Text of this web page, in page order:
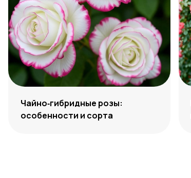
Чайно‑гибридные розы:
особенности и сорта